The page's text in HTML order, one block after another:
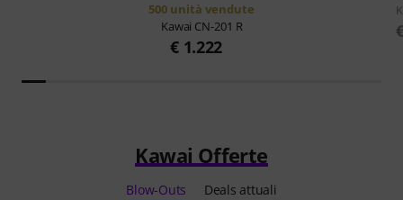
500 unità vendute
Kawai CN-201 R
€ 1.222
Kawai Offerte
Blow-Outs Deals attuali